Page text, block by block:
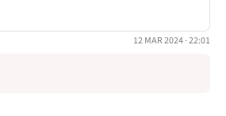
12 MAR 2024 · 22:01